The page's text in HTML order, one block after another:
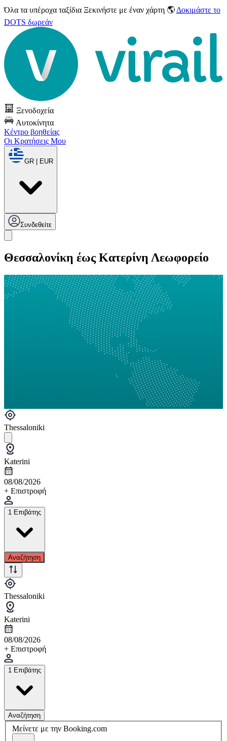
Όλα τα υπέροχα ταξίδια Ξεκινήστε με έναν χάρτη 🌎 Δοκιμάστε το
DOTS δωρεάν
Ξενοδοχεία
Αυτοκίνητα
Κέντρο βοηθείας
Οι Κρατήσεις Μου
GR | EUR
Συνδεθείτε
Θεσσαλονίκη έως Κατερίνη Λεωφορείο
Thessaloniki
Katerini
08/08/2026
+ Επιστροφή
1 Επιβάτης
Αναζήτηση
Thessaloniki
Katerini
08/08/2026
+ Επιστροφή
1 Επιβάτης
Αναζήτηση
Μείνετε με την Booking.com